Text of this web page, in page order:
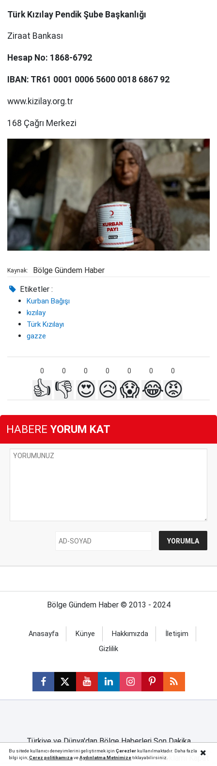
Türk Kızılay Pendik Şube Başkanlığı
Ziraat Bankası
Hesap No: 1868-6792
IBAN: TR61 0001 0006 5600 0018 6867 92
www.kizilay.org.tr⁠
168 Çağrı Merkezi
Kaynak: Bölge Gündem Haber
Etiketler :
Kurban Bağışı
kızılay
Türk Kızılayı
gazze
0 0 0 0 0 0 0
👍 👎 😍😥😱😂😡
HABERE YORUM KAT
Bölge Gündem Haber © 2013 - 2024
Anasayfa Künye Hakkımızda
İletişim
Gizlilik
Türkiye ve Dünya'dan Bölge Haberleri Son Dakika
Haberler
Bu sitede kullanıcı deneyimlerini geliştirmek için Çerezlerkullanılmaktadır. Daha fazla
bilgi için;Çerez politikamızaveAydınlatma Metnimizetıklayabilirsiniz.Reklamı Kapat